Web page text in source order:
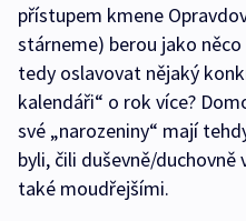
přístupem kmene
stárneme) berou jako
tedy oslavovat nějaký
kalendáři“ o rok více?
své „narozeniny“ mají
byli, čili duševně/
také moudřejšími.